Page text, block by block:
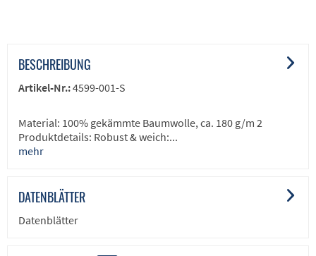
BESCHREIBUNG
Artikel-Nr.:4599-001-S
Material: 100% gekämmte Baumwolle, ca. 180 g/m 2
Produktdetails: Robust & weich:...
mehr
DATENBLÄTTER
Datenblätter